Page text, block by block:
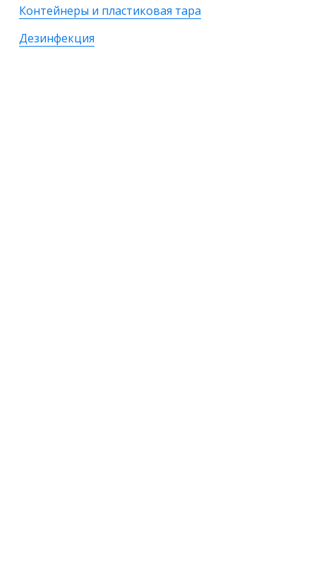
Контейнеры и пластиковая тара
Дезинфекция